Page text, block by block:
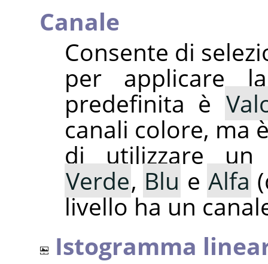
Canale
Consente di
per applicare
predefinita è
canali colore, ma
di utilizzare
Verde, Blu e Alfa
livello ha un
Istogramma